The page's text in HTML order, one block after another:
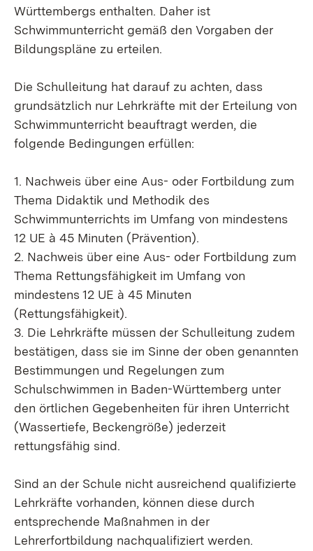
Württembergs enthalten. Daher ist
Schwimmunterricht gemäß den Vorgaben der
Bildungspläne zu erteilen.
Die Schulleitung hat darauf zu achten, dass
grundsätzlich nur Lehrkräfte mit der Erteilung von
Schwimmunterricht beauftragt werden, die
folgende Bedingungen erfüllen:
1. Nachweis über eine Aus- oder Fortbildung zum
Thema Didaktik und Methodik des
Schwimmunterrichts im Umfang von mindestens
12 UE à 45 Minuten (Prävention).
2. Nachweis über eine Aus- oder Fortbildung zum
Thema Rettungsfähigkeit im Umfang von
mindestens 12 UE à 45 Minuten
(Rettungsfähigkeit).
3. Die Lehrkräfte müssen der Schulleitung zudem
bestätigen, dass sie im Sinne der oben genannten
Bestimmungen und Regelungen zum
Schulschwimmen in Baden-Württemberg unter
den örtlichen Gegebenheiten für ihren Unterricht
(Wassertiefe, Beckengröße) jederzeit
rettungsfähig sind.
Sind an der Schule nicht ausreichend qualifizierte
Lehrkräfte vorhanden, können diese durch
entsprechende Maßnahmen in der
Lehrerfortbildung nachqualifiziert werden.